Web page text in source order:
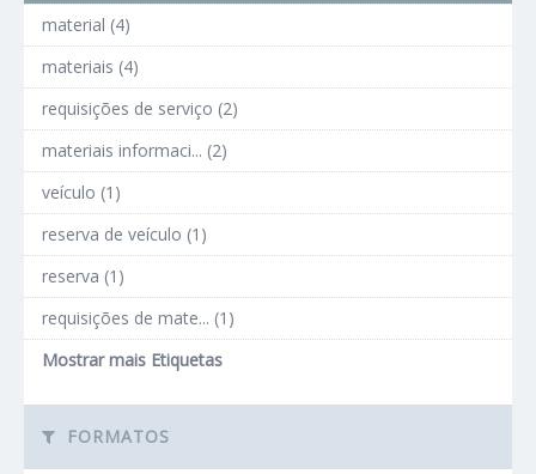
material (4)
materiais (4)
requisições de serviço (2)
materiais informaci... (2)
veículo (1)
reserva de veículo (1)
reserva (1)
requisições de mate... (1)
Mostrar mais Etiquetas
FORMATOS